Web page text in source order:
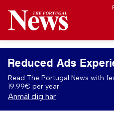
Reduced Ads
Read The Portugal News with
19.99€ per year.
Anmäl dig här